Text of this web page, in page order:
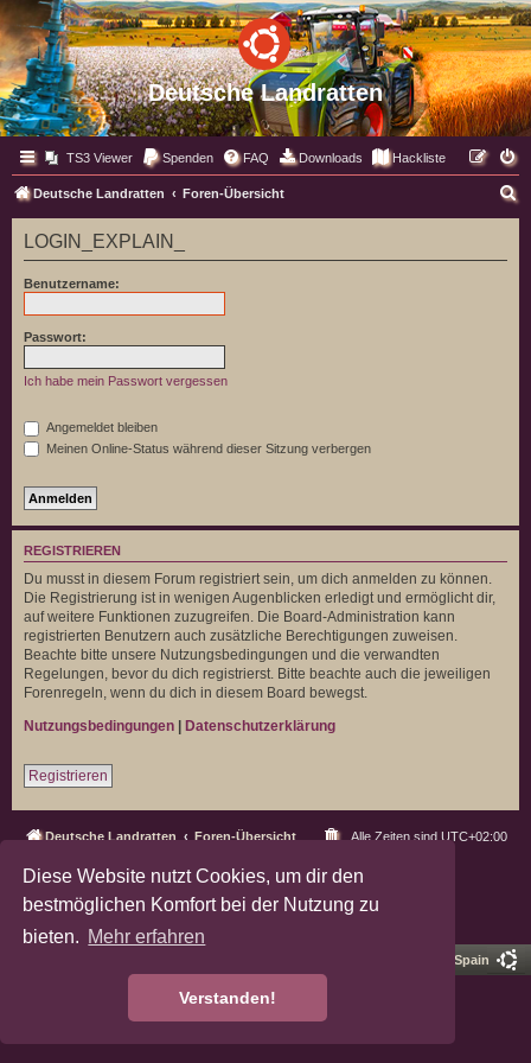
Diese Website nutzt Cookies, um dir den
bestmöglichen Komfort bei der Nutzung zu
bieten. Mehr erfahren
Verstanden!
Deutsche Landratten
TS3 Viewer Spenden FAQ Downloads Hackliste
Deutsche Landratten Foren-Übersicht
u
LOGIN_EXPLAIN_
Benutzername:
Passwort:
Ich habe mein Passwort vergessen
Angemeldet bleiben
Meinen Online-Status während dieser Sitzung verbergen
REGISTRIEREN
Du musst in diesem Forum registriert sein, um dich anmelden zu können.
Die Registrierung ist in wenigen Augenblicken erledigt und ermöglicht dir,
auf weitere Funktionen zuzugreifen. Die Board-Administration kann
registrierten Benutzern auch zusätzliche Berechtigungen zuweisen.
Beachte bitte unsere Nutzungsbedingungen und die verwandten
Regelungen, bevor du dich registrierst. Bitte beachte auch die jeweiligen
Forenregeln, wenn du dich in diesem Board bewegst.
Nutzungsbedingungen | Datenschutzerklärung
Registrieren
Deutsche Landratten Foren-Übersicht Alle Zeiten sind UTC+02:00
Powered byphpBB® Forum Software © phpBB Limited
Deutsche Übersetzung durchphpBB.de
phpBB Spain